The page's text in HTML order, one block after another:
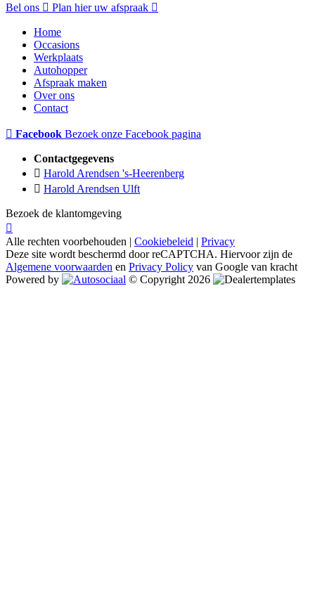
Bel ons Plan hier uw afspraak
Home
Occasions
Werkplaats
Autohopper
Afspraak maken
Over ons
Contact
Facebook Bezoek onze Facebook pagina
Contactgegevens
Harold Arendsen 's-Heerenberg
Harold Arendsen Ulft
Bezoek de klantomgeving
Alle rechten voorbehouden | Cookiebeleid | Privacy
Deze site wordt beschermd door reCAPTCHA. Hiervoor zijn de
Algemene voorwaarden en Privacy Policy van Google van kracht
Powered by
© Copyright 2026